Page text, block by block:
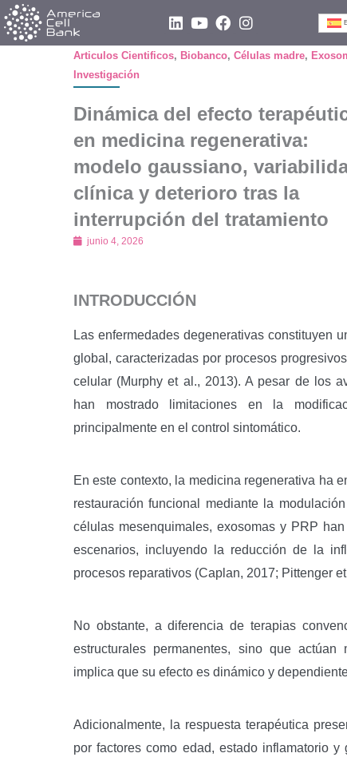
al
L
i
n
k
i
n
Y
o
u
t
e
F
a
c
e
o
k
I
n
s
t
r
a
m
Articulos Cientificos, Biobanco, Células madre,
Investigación
Dinámica del efecto
en medicina regenerativa:
modelo gaussiano,
clínica y deterioro tras la
interrupción del tratamiento
junio 4, 2026
INTRODUCCIÓN
Las enfermedades degenerativas constituyen
global, caracterizadas por procesos
celular (Murphy et al., 2013). A pesar de los
han mostrado limitaciones en la
principalmente en el control sintomático.
En este contexto, la medicina regenerativa ha
restauración funcional mediante la
células mesenquimales, exosomas y PRP
escenarios, incluyendo la reducción de la
procesos reparativos (Caplan, 2017; Pittenger
No obstante, a diferencia de terapias
estructurales permanentes, sino que
implica que su efecto es dinámico y
Adicionalmente, la respuesta terapéutica
por factores como edad, estado inflamatorio